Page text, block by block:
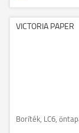
VICTORIA PAPER
Boríték, LC6,